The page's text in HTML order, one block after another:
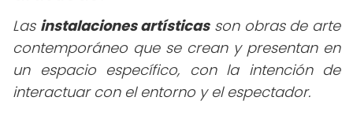
Las instalaciones artísticasson obras de arte
contemporáneo que se crean y presentan en
un espacio específico, con la intención de
interactuar con el entorno y el espectador.